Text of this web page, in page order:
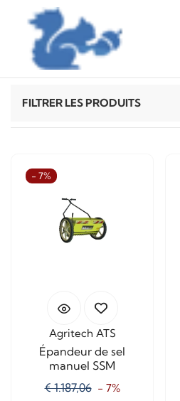
Agriculture
Épandeurs de sel
FILTRER LES PRODUITS
- 7%
Agritech ATS
Épandeur de sel
manuel SSM
€ 1.187,06 - 7%